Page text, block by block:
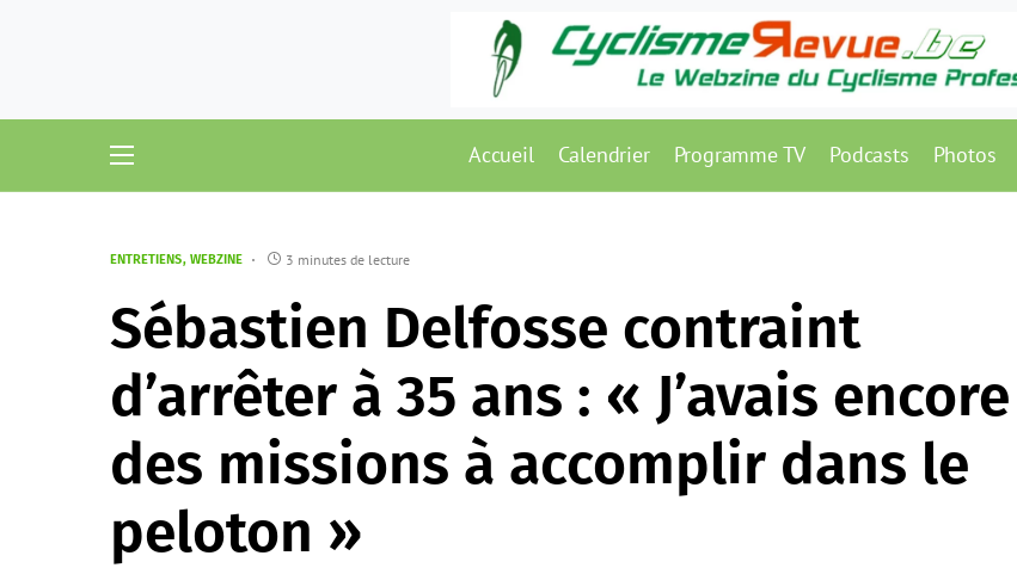
Accueil Calendrier Programme TV Podcasts Photos
ENTRETIENS WEBZINE 3 minutes de lecture
Sébastien Delfosse contraint
d’arrêter à 35 ans : « J’avais encore
des missions à accomplir dans le
peloton »